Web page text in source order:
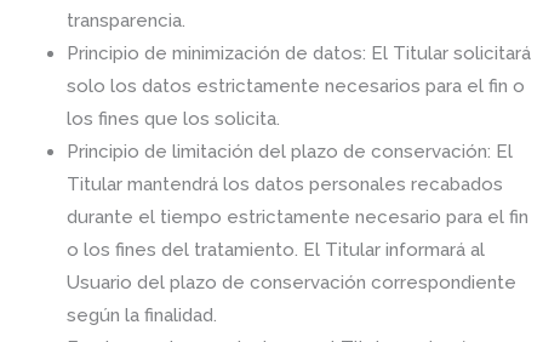
transparencia.
Principio de minimización de datos: El Titular solicitará
solo los datos estrictamente necesarios para el fin o
los fines que los solicita.
Principio de limitación del plazo de conservación: El
Titular mantendrá los datos personales recabados
durante el tiempo estrictamente necesario para el fin
o los fines del tratamiento. El Titular informará al
Usuario del plazo de conservación correspondiente
según la finalidad.